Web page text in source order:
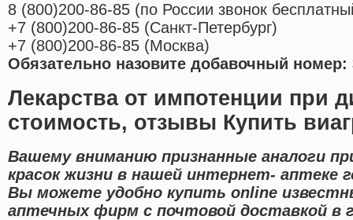
8 (800)200-86-85 (по России звонок
+7 (800)200-86-85 (Санкт-Петербург)
+7 (800)200-86-85 (Москва)
Обязательно назовите добавочный номер:
Лекарства от импотенции при
стоимость, отзывы Купить
Вашему вниманию признанные аналоги
красок жизни в нашей интернет- аптеке
Вы можете удобно купить online
аптечных фирм с почтовой доставкой в